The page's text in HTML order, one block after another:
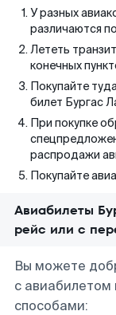
У разных
различаются
Лететь
конечных
Покупайте
билет Бургас
При покупке
распродажи
Покупайте
Авиабилеты
рейс или с
Вы можете
с авиабилетом
способами: